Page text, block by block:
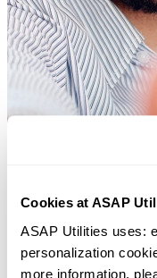
Cookies at ASAP
ASAP Utilities uses:
personalization
more information,